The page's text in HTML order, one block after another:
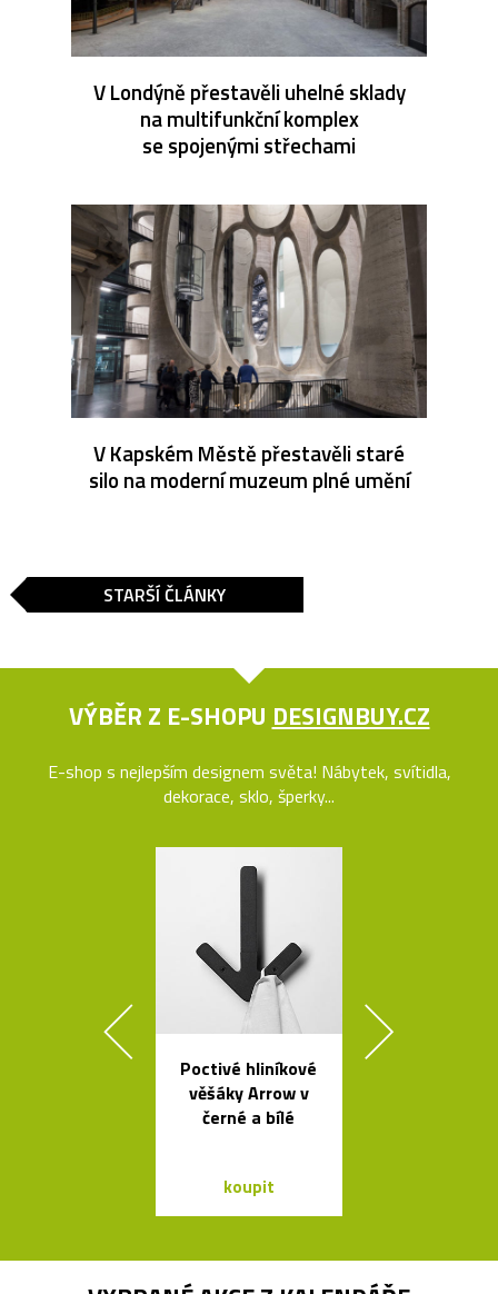
V Londýně přestavěli uhelné sklady
na multifunkční komplex
se spojenými střechami
V Kapském Městě přestavěli staré
silo na moderní muzeum plné umění
STARŠÍ ČLÁNKY
VÝBĚR Z E-SHOPU DESIGNBUY.CZ
E-shop s nejlepším designem světa! Nábytek, svítidla,
dekorace, sklo, šperky...
Poctivé hliníkové
věšáky Arrow v
černé a bílé
koupit